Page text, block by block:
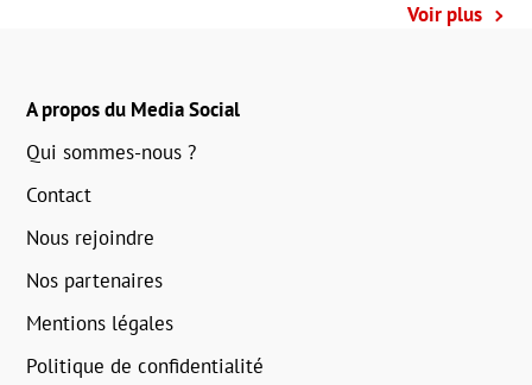
Voir plus
A propos du Media Social
Qui sommes-nous ?
Contact
Nous rejoindre
Nos partenaires
Mentions légales
Politique de confidentialité